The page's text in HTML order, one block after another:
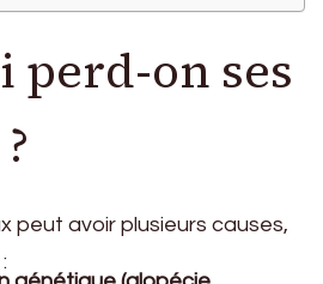
perd-on ses
peut avoir plusieurs causes,